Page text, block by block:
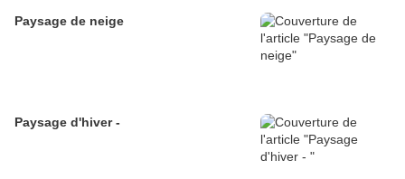
Paysage de neige
Paysage d'hiver -